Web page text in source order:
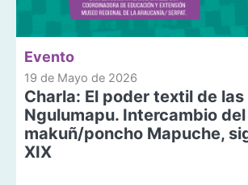
Evento
19 de Mayo de 2026
Charla: El poder textil de
Ngulumapu. Intercambio del
makuñ/poncho Mapuche,
XIX